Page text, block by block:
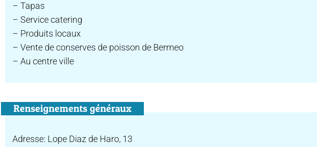
– Tapas
– Service catering
– Produits locaux
– Vente de conserves de poisson de Bermeo
– Au centre ville
Renseignements généraux
Adresse: Lope Diaz de Haro, 13